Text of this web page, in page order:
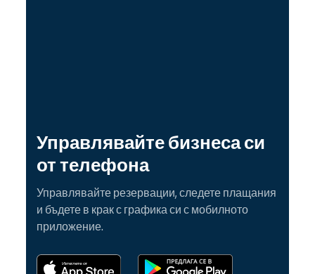
Управлявайте бизнеса си
от телефона
Управлявайте резервации, следете плащания
и бъдете в крак с графика си с мобилното
приложение.